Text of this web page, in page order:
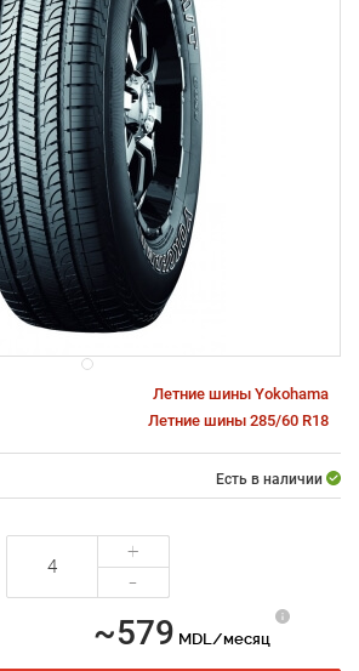
Летние шины Yokohama
Летние шины 285/60 R18
Есть в наличии
+
-
~579 MDL/месяц